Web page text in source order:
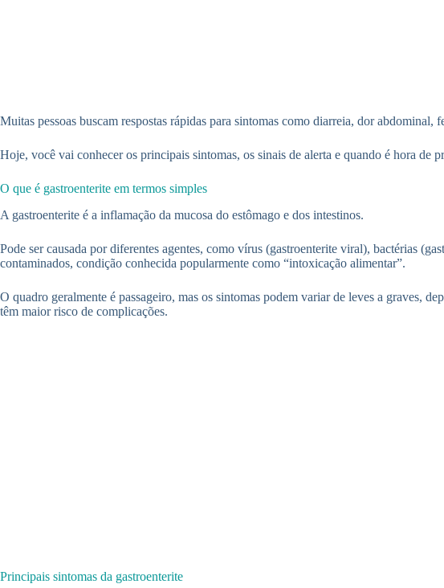
Muitas pessoas buscam respostas rápidas para sintomas como diarreia, dor
Hoje, você vai conhecer os principais sintomas, os sinais de alerta e quando é hora de
O que é gastroenterite em termos simples
A gastroenterite é a inflamação da mucosa do estômago e dos intestinos.
Pode ser causada por diferentes agentes, como vírus (gastroenterite viral), bactérias
contaminados, condição conhecida popularmente como “intoxicação alimentar”.
O quadro geralmente é passageiro, mas os sintomas podem variar de leves a graves,
têm maior risco de complicações.
Principais sintomas da gastroenterite